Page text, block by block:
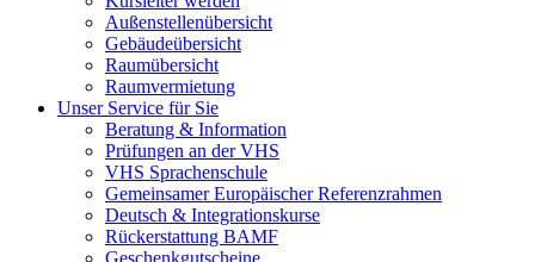
Außenstellenübersicht
Gebäudeübersicht
Raumübersicht
Raumvermietung
Unser Service für Sie
Beratung & Information
Prüfungen an der VHS
VHS Sprachenschule
Gemeinsamer Europäischer Referenzrahmen
Deutsch & Integrationskurse
Rückerstattung BAMF
Geschenkgutscheine